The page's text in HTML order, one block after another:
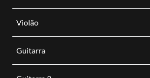
Violão
Guitarra